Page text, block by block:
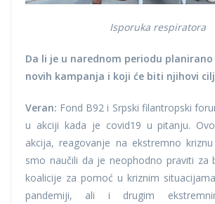
Isporuka respiratora
Da li je u narednom periodu
novih kampanja i koji će biti njihovi
Veran: Fond B92 i Srpski filantropski
u akciji kada je covid19 u pitanju.
akcija, reagovanje na ekstremno
smo naučili da je neophodno praviti za
koalicije za pomoć u kriznim
pandemiji, ali i drugim